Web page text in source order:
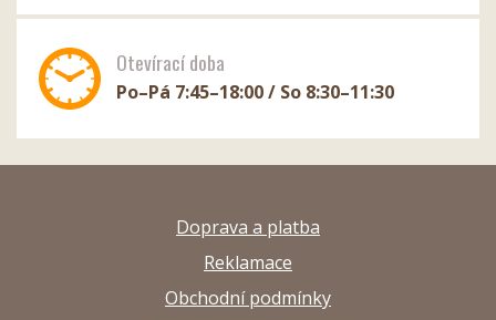
Otevírací doba
Po–Pá 7:45–18:00 / So 8:30–11:30
Doprava a platba
Reklamace
Obchodní podmínky